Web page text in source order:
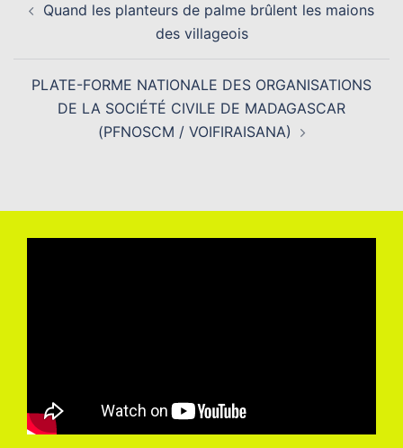
d’article
Quand les planteurs de palme brûlent les maions
des villageois
PLATE-FORME NATIONALE DES ORGANISATIONS
DE LA SOCIÉTÉ CIVILE DE MADAGASCAR
(PFNOSCM / VOIFIRAISANA)